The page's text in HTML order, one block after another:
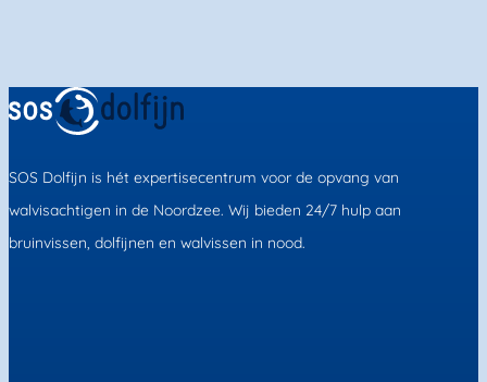
SOS Dolfijn is hét expertisecentrum voor de opvang van
walvisachtigen in de Noordzee. Wij bieden 24/7 hulp aan
bruinvissen, dolfijnen en walvissen in nood.